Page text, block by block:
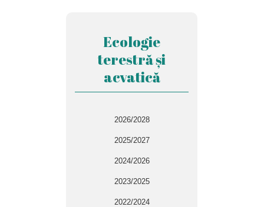
Ecologie
terestră și
acvatică
2026/2028
2025/2027
2024/2026
2023/2025
2022/2024